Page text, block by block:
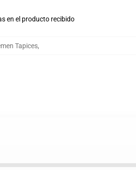
en el producto recibido
Tapices,